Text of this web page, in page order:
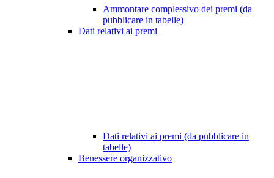
Ammontare complessivo dei premi (da
pubblicare in tabelle)
Dati relativi ai premi
Dati relativi ai premi (da pubblicare in
tabelle)
Benessere organizzativo